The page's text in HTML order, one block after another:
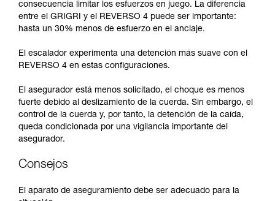
consecuencia limitar los esfuerzos en juego. La diferencia
entre el GRIGRI y el REVERSO 4 puede ser importante:
hasta un 30% menos de esfuerzo en el anclaje.
El escalador experimenta una detención más suave con el
REVERSO 4 en estas configuraciones.
El asegurador está menos solicitado, el choque es menos
fuerte debido al deslizamiento de la cuerda. Sin embargo, el
control de la cuerda y, por tanto, la detención de la caída,
queda condicionada por una vigilancia importante del
asegurador.
Consejos
El aparato de aseguramiento debe ser adecuado para la